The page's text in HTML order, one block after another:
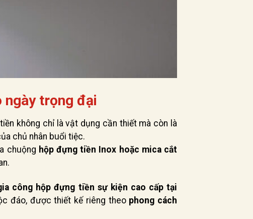
ngày trọng đại
không chỉ là vật dụng cần thiết mà còn là
chủ nhân buổi tiệc.
chuộng hộp đựng tiền Inox hoặc mica cắt
công hộp đựng tiền sự kiện cao cấp tại
đáo, được thiết kế riêng theo phong cách